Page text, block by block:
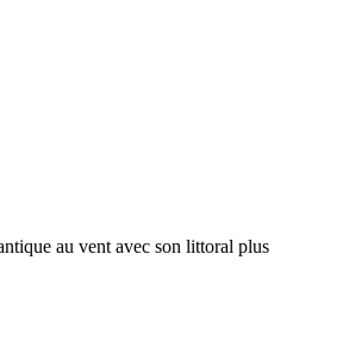
au vent avec son littoral plus